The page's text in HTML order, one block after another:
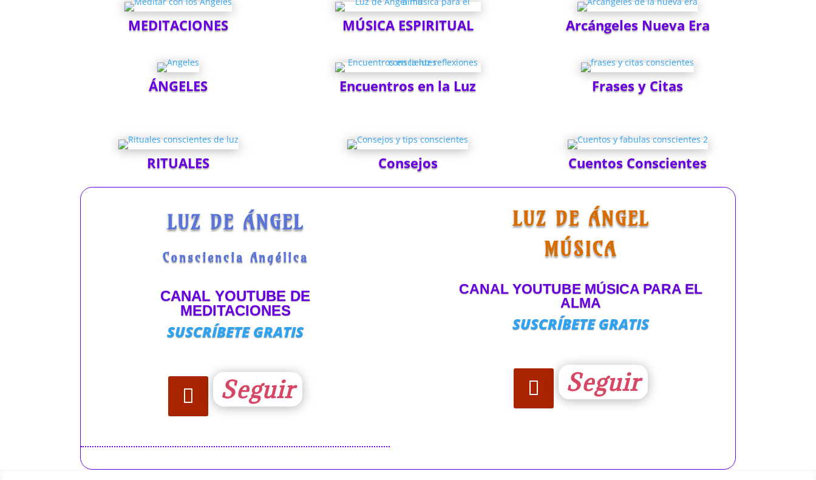
MEDITACIONES MÚSICA ESPIRITUAL Arcángeles Nueva Era
ÁNGELES Encuentros en la Luz Frases y Citas
RITUALES Consejos Cuentos Conscientes
LUZ DE ÁNGEL
Consciencia Angélica
CANAL YOUTUBE DE
MEDITACIONES
SUSCRÍBETE GRATIS
Seguir
LUZ DE ÁNGEL
MÚSICA
CANAL YOUTUBE MÚSICA PARA EL
ALMA
SUSCRÍBETE GRATIS
Seguir